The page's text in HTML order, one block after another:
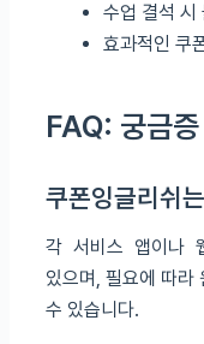
수업 결석 시
효과적인 쿠
FAQ: 궁금증
쿠폰잉글리쉬
각 서비스 앱이나
있으며, 필요에 따라
수 있습니다.